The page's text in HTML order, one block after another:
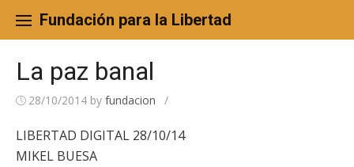
content
Fundación para la Libertad
La paz banal
28/10/2014 by fundacion /
LIBERTAD DIGITAL 28/10/14
MIKEL BUESA